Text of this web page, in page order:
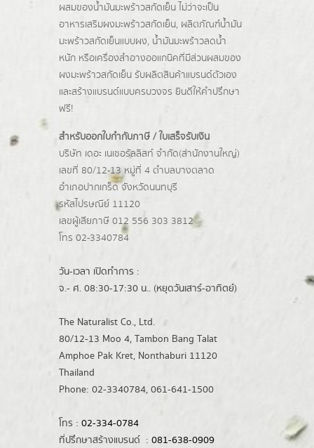
ผสมของน้ำมันมะพร้าวสกัดเย็น ไม่ว่าจะเป็น
อาหารเสริมผงมะพร้าวสกัดเย็น, ผลิตภัณฑ์น้ำมัน
มะพร้าวสกัดเย็นแบบผง, น้ำมันมะพร้าวลดน้ำ
หนักหรือเครื่องสำอางออแกนิคที่มีส่วนผสมของ
ผงมะพร้าวสกัดเย็น รับผลิตสินค้าแบรนด์ตัวเอง
และสร้างแบรนด์แบบครบวงจร ยินดีให้คำปรึกษา
ฟรี!
สำหรับออกใบกำกับภาษี / ใบเสร็จรับเงิน
บริษัท เดอะ เนเชอรัลลิสท์ จำกัด(ส่านักงานใหญ่)
เลขที่ 80/12-13 หมู่ที่ 4 ตำบลบางตลาด
อำเภอปากเกร็ดจังหวัดนนทบุรี
รหัสไปรษณีย์ 11120
เลขผู้เสียภาษี 012 556 303 3812
โทร 02-3340784
วัน-เวลา เปิดทำการ :
จ.- ศ. 08:30-17:30 น.. (หยุดวันเสาร์-อาทิตย์)
The Naturalist Co., Ltd.
80/12-13 Moo 4, Tambon Bang Talat
Amphoe Pak Kret, Nonthaburi 11120
Thailand
Phone: 02-3340784, 061-641-1500
โทร : 02-334-0784
ที่ปรึกษาสร้างแบรนด์ : 081-638-0909